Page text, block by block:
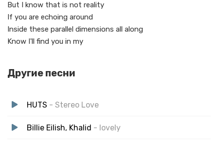
But I know that is not reality
If you are echoing around
Inside these parallel dimensions all along
Know I'll find you in my
Другие песни
HUTS - Stereo Love
Billie Eilish, Khalid - lovely